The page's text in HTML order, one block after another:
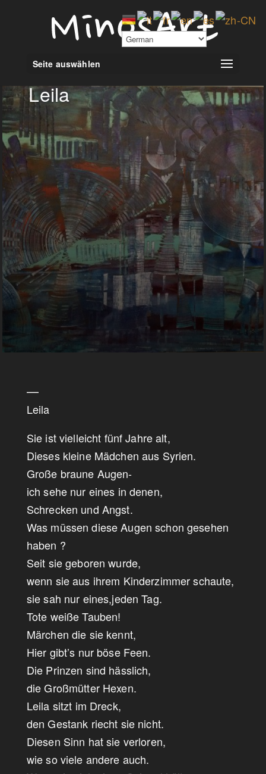
Seite auswählen
Leila
—
Leila
Sie ist vielleicht fünf Jahre alt,
Dieses kleine Mädchen aus Syrien.
Große braune Augen-
ich sehe nur eines in denen,
Schrecken und Angst.
Was müssen diese Augen schon gesehen
haben ?
Seit sie geboren wurde,
wenn sie aus ihrem Kinderzimmer schaute,
sie sah nur eines,jeden Tag.
Tote weiße Tauben!
Märchen die sie kennt,
Hier gibt’s nur böse Feen.
Die Prinzen sind hässlich,
die Großmütter Hexen.
Leila sitzt im Dreck,
den Gestank riecht sie nicht.
Diesen Sinn hat sie verloren,
wie so viele andere auch.